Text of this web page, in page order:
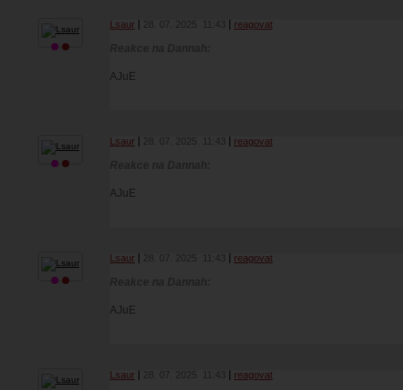
Lsaur 28. 07. 2025 11:43 reagovat
AJuE
Lsaur 28. 07. 2025 11:43 reagovat
AJuE
Lsaur 28. 07. 2025 11:43 reagovat
AJuE
Lsaur 28. 07. 2025 11:43 reagovat